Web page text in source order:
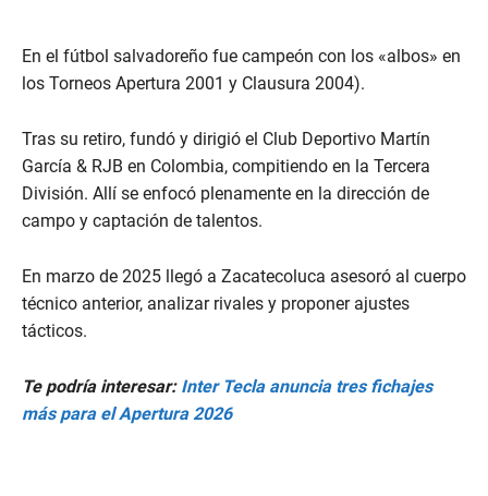
En el fútbol salvadoreño fue campeón con los «albos» en
los Torneos Apertura 2001 y Clausura 2004).
Tras su retiro, fundó y dirigió el Club Deportivo Martín
García & RJB en Colombia, compitiendo en la Tercera
División. Allí se enfocó plenamente en la dirección de
campo y captación de talentos.
En marzo de 2025 llegó a Zacatecoluca asesoró al cuerpo
técnico anterior, analizar rivales y proponer ajustes
tácticos.
Te podría interesar: Inter Tecla anuncia tres fichajes
más para el Apertura 2026